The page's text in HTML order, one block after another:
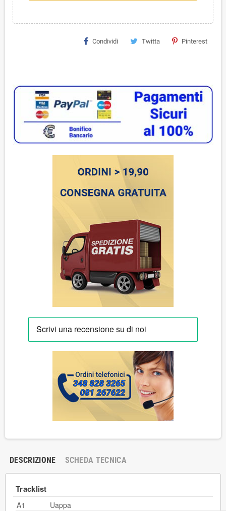
Condividi Twitta Pinterest
DESCRIZIONE SCHEDA TECNICA
Tracklist
A1
Uappa